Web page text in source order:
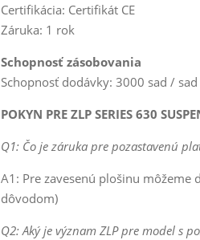
Certifikácia: Certifikát CE
Záruka: 1 rok
Schopnosť zásobovania
Schopnosť dodávky: 3000 sad /
POKYN PRE ZLP SERIES 630
Q1: Čo je záruka pre pozastavenú
A1: Pre zavesenú plošinu
dôvodom)
Q2: Aký je význam ZLP pre model s